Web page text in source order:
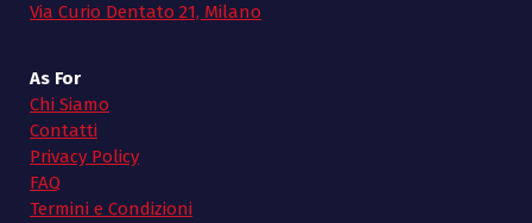
Via Curio Dentato 21, Milano
As For
Chi Siamo
Contatti
Privacy Policy
FAQ
Termini e Condizioni